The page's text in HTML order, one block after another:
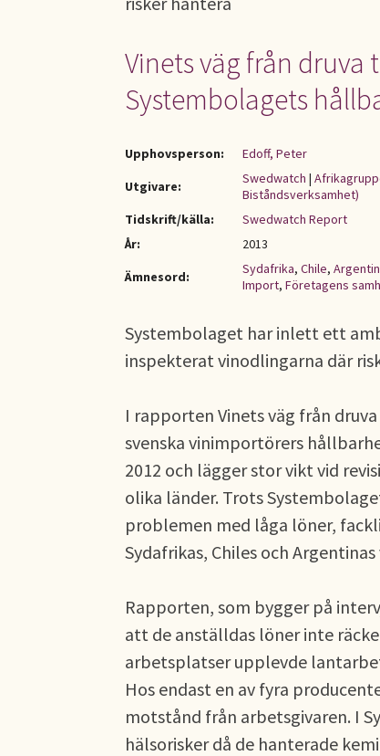
Vinets väg från druva
Systembolagets
Upphovsperson:
Edoff, Peter
Utgivare:
Swedwatch |
Biståndsverksamhet)
Tidskrift/källa:
Swedwatch Report
År:
2013
Ämnesord:
Sydafrika, Chile,
Import, Företagens
Systembolaget har inlett ett
inspekterat vinodlingarna där
I rapporten Vinets väg från
svenska vinimportörers
2012 och lägger stor vikt vid
olika länder. Trots
problemen med låga löner,
Sydafrikas, Chiles och
Rapporten, som bygger på
att de anställdas löner inte
arbetsplatser upplevde
Hos endast en av fyra
motstånd från arbetsgivaren. I
hälsorisker då de hanterade